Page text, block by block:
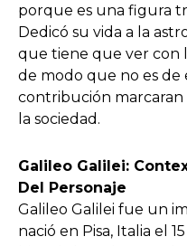
porque es una figura
Dedicó su vida a la
que tiene que ver con
de modo que no es de
contribución
la sociedad.
Galileo Galilei:
Del Personaje
Galileo Galilei fue un
nació en Pisa, Italia el